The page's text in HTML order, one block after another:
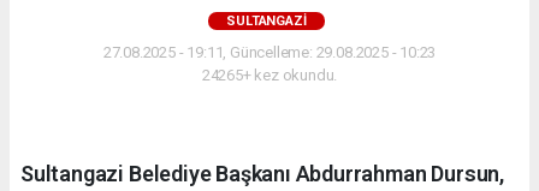
SULTANGAZI
27.08.2025 - 19:11, Güncelleme: 29.08.2025 - 10:23
24265+ kez okundu.
Sultangazi Belediye Başkanı Abdurrahman Dursun,